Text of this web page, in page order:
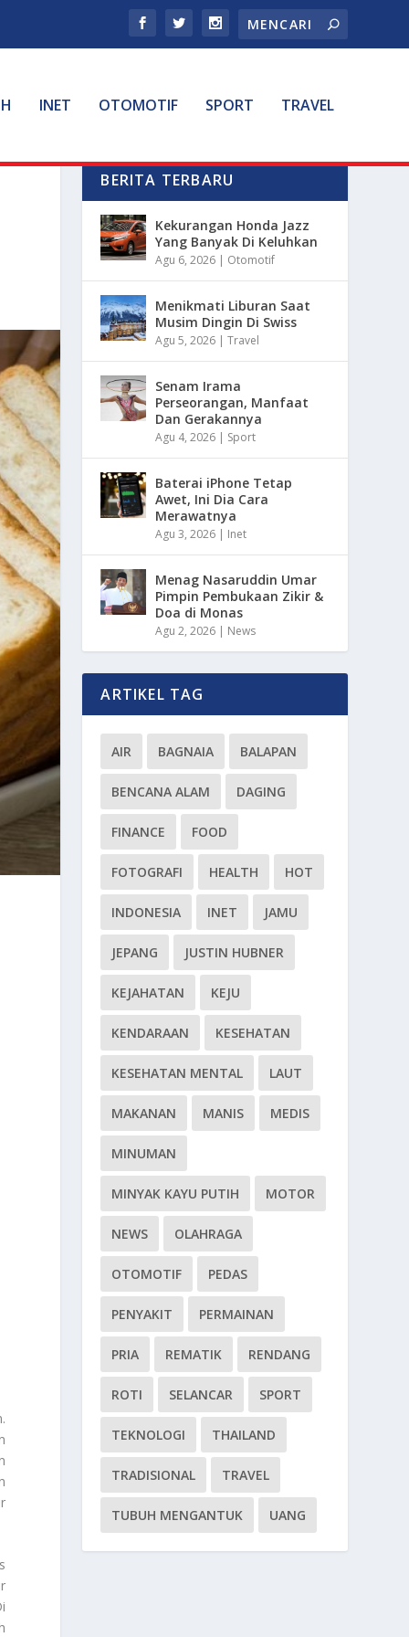
INET OTOMOTIF SPORT TRAVEL
BERITA TERBARU
Kekurangan Honda Jazz
Yang Banyak Di Keluhkan
Agu 6, 2026 | Otomotif
Menikmati Liburan Saat
Musim Dingin Di Swiss
Agu 5, 2026 |Travel
Senam Irama
Perseorangan, Manfaat
Dan Gerakannya
Agu 4, 2026 | Sport
Baterai iPhone Tetap
Awet, Ini Dia Cara
Merawatnya
Agu 3, 2026 | Inet
Menag Nasaruddin Umar
Pimpin Pembukaan Zikir &
Doa di Monas
Agu 2, 2026 | News
ARTIKEL TAG
AIR BAGNAIA BALAPAN
BENCANA ALAM DAGING
FINANCE FOOD
FOTOGRAFI HEALTH HOT
INDONESIA INET JAMU
JEPANG JUSTIN HUBNER
KEJAHATAN KEJU
KENDARAAN KESEHATAN
KESEHATAN MENTAL LAUT
MAKANAN MANIS MEDIS
MINUMAN
MINYAK KAYU PUTIH MOTOR
NEWS OLAHRAGA
OTOMOTIF PEDAS
PENYAKIT PERMAINAN
PRIA REMATIK RENDANG
ROTI SELANCAR SPORT
TEKNOLOGI THAILAND
TRADISIONAL TRAVEL
TUBUH MENGANTUK UANG